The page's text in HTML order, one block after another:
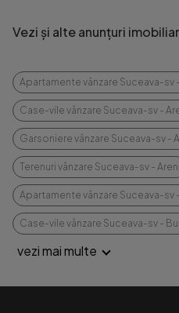
Vezi și alte anunțuri
Apartamente vânzare Suceava-sv
Case-vile vânzare Suceava-sv -
Garsoniere vânzare Suceava-sv -
Terenuri vânzare Suceava-sv - Areni
Apartamente vânzare Suceava-sv
Case-vile vânzare Suceava-sv -
vezi mai multe